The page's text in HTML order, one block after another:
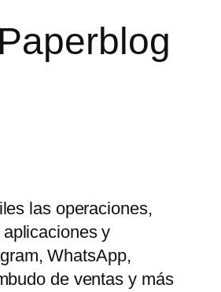
las operaciones,
y
WhatsApp,
de ventas y más